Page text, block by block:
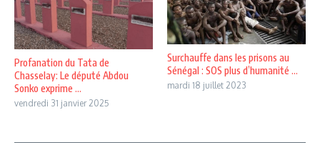
Profanation du Tata de
Chasselay: Le député Abdou
Sonko exprime ...
vendredi 31 janvier 2025
Surchauffe dans les prisons au
Sénégal : SOS plus d’humanité ...
mardi 18 juillet 2023